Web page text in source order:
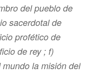
del pueblo de
sacerdotal de
profético de
de rey ; f)
la misión del